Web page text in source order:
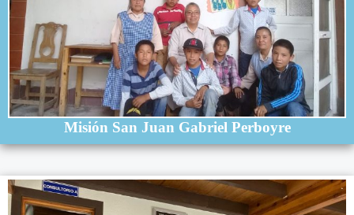
Misión San Juan Gabriel Perboyre